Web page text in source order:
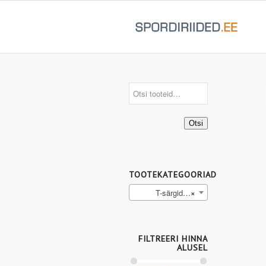
Otsi
TOOTEKATEGOORIAD
×
T-särgid (6)
FILTREERI HINNA
ALUSEL